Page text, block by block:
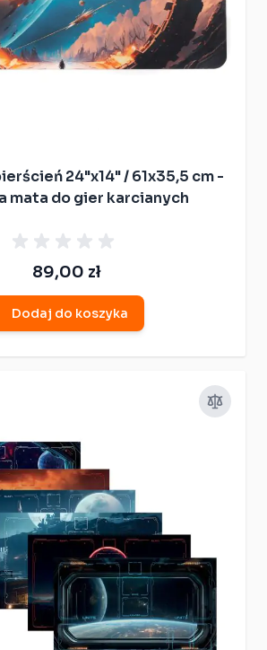
24"x14" / 61x35,5 cm -
mata do gier karcianych
89,00 zł
Dodaj do koszyka